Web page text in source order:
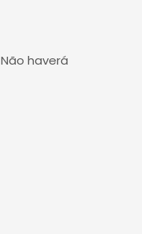
Não haverá